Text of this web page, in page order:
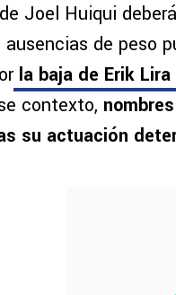
Joel Huiqui
de peso
la baja de Erik
contexto,
su actuación